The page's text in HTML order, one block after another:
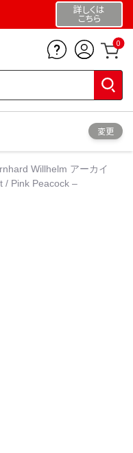
詳しくは
こちら
0
変更
Willhelm アーカイ
Pink Peacock –